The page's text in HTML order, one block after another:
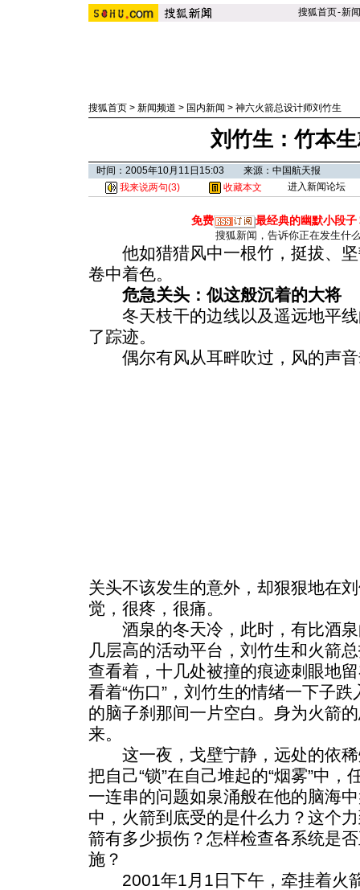
搜狐首页-新闻
搜狐首页 > 新闻频道 > 国内新闻 > 神六火箭总设计师刘竹生
刘竹生：竹本
时间：2005年10月11日15:03 来源：中国航天报
我来说两句(3) 收藏本文 进入新闻论坛
免费 最经典的幽默小段子
搜狐新闻，告诉你正在发生什
他如猎猎风中一根竹，挺拔、坚
卷中着色。
危急关头：似这般沉着的大将
冬天枝干的边线以及遥远地平线
了踪迹。
偶尔有风从耳畔吹过，风的声音
关头不该发生的意外，却狠狠地在
觉，很疼，很痛。
酒泉的冬天冷，此时，有比酒泉
几层高的活动平台，刘竹生和火箭
查看着，十几处被撞的痕迹刺眼地
看着“伤口”，刘竹生的情绪一下子跌
的脑子刹那间一片空白。身为火箭
来。
这一夜，戈壁宁静，远处的依稀
把自己“锁”在自己堆起的“烟雾”中，
一连串的问题如泉涌般在他的脑海
中，火箭到底受的是什么力？这个
箭有多少损伤？怎样检查各系统是
施？
2001年1月1日下午，牵挂着火